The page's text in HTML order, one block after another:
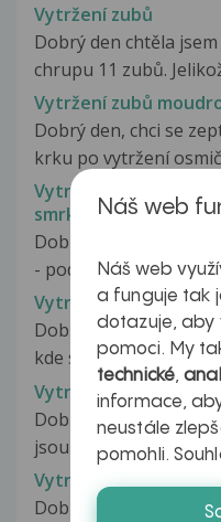
Vytržení zubů
Dobrý den chtěla
chrupu 11 zubů.
Vytržení zubů
Dobrý den, chci se
krku po vytržení
Vytržení zubu
smrkání
Dobrý den, před
- pod dásní a rostl do
Vytržení zubů u
Dobrý den, chtěla by
kde se lze objednat s
Vytržení zubů-
Dobrý den, trápí mě
jsou podle rentgenu
Vytržený mléčný
Dobrý den, je možné,
Náš web
Náš web
a funguje tak
dotazuje, aby
pomoci. My
technické,
informace,
neustále
pomohli.